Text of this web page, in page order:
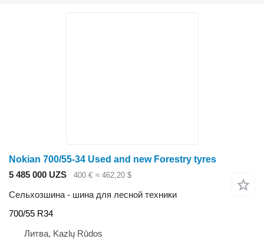
Nokian 700/55-34 Used and new Forestry tyres
5 485 000 UZS
400 € ≈ 462,20 $
Сельхозшина - шина для лесной техники
700/55 R34
Литва, Kazlų Rūdos